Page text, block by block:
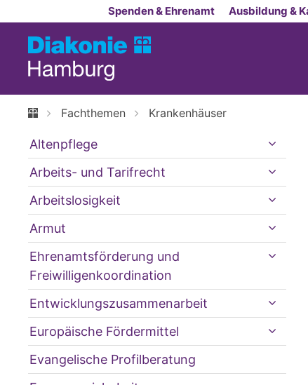
Zum Inhalt springenSpenden & Ehrenamt Ausbildung &
Fachthemen Krankenhäuser
Altenpflege
Arbeits- und Tarifrecht
Arbeitslosigkeit
Armut
Ehrenamtsförderung und
Freiwilligenkoordination
Entwicklungszusammenarbeit
Europäische Fördermittel
Evangelische Profilberatung